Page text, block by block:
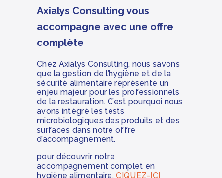
Axialys Consulting vous
accompagne avec une offre
complète
Chez Axialys Consulting, nous savons
que la gestion de l’hygiène et de la
sécurité alimentaire représente un
enjeu majeur pour les professionnels
de la restauration. C’est pourquoi nous
avons intégré les tests
microbiologiques des produits et des
surfaces dans notre offre
d’accompagnement.
pour découvrir notre
accompagnement complet en
hygiène alimentaire,CIQUEZ-ICI